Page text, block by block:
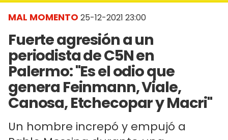
MAL MOMENTO 25-12-2021 23:00
Fuerte agresión a un
periodista de C5N en
Palermo: "Es el odio que
genera Feinmann, Viale,
Canosa, Etchecopar y Macri"
Un hombre increpó y empujó a